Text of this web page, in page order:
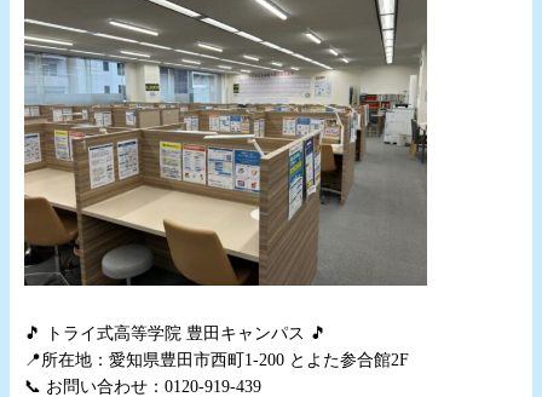
🎵 トライ式高等学院 豊田キャンパス 🎵
📍所在地：愛知県豊田市西町1-200 とよた参合館2F
📞 お問い合わせ：0120-919-439